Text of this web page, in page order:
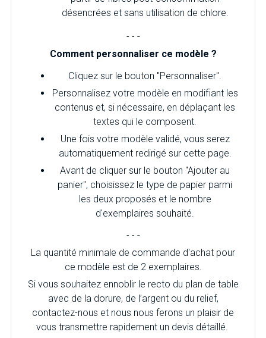
désencrées et sans utilisation de chlore.
- - -
Comment personnaliser ce modèle ?
Cliquez sur le bouton "Personnaliser".
Personnalisez votre modèle en modifiant les
contenus et, si nécessaire, en déplaçant les
textes qui le composent.
Une fois votre modèle validé, vous serez
automatiquement redirigé sur cette page.
Avant de cliquer sur le bouton "Ajouter au
panier", choisissez le type de papier parmi
les deux proposés et le nombre
d'exemplaires souhaité.
- - -
La quantité minimale de commande d'achat pour
ce modèle est de 2 exemplaires.
Si vous souhaitez ennoblir le recto du plan de table
avec de la dorure, de l’argent ou du relief,
contactez-nous et nous nous ferons un plaisir de
vous transmettre rapidement un devis détaillé.